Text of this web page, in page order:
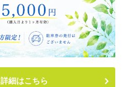
詳細はこちら